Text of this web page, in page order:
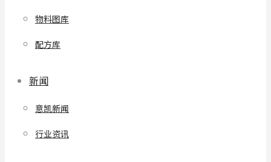
物料图库
配方库
新闻
意凯新闻
行业资讯